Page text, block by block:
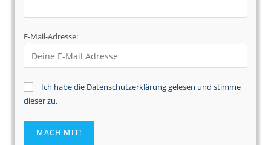
E-Mail-Adresse:
Ich habe die Datenschutzerklärung gelesen und stimme
dieser zu.